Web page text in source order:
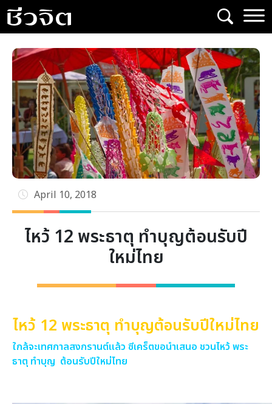
Skip
to
content
April 10, 2018
ไหว้ 12 พระธาตุ ทำบุญต้อนรับปี
ใหม่ไทย
ไหว้ 12 พระธาตุ ทำบุญต้อนรับปีใหม่ไทย
ใกล้จะเทศกาลสงกรานต์แล้ว ซีเคร็ตขอนำเสนอ ชวนไหว้ พระ
ธาตุ ทำบุญ ต้อนรับปีใหม่ไทย